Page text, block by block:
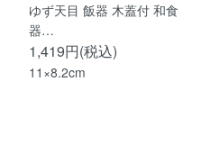
ゆず天目 飯器 木蓋付 和食
器…
1,419円(税込)
11×8.2cm